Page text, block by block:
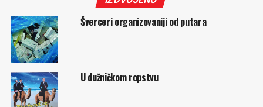
Šverceri organizovaniji od putara
U dužničkom ropstvu